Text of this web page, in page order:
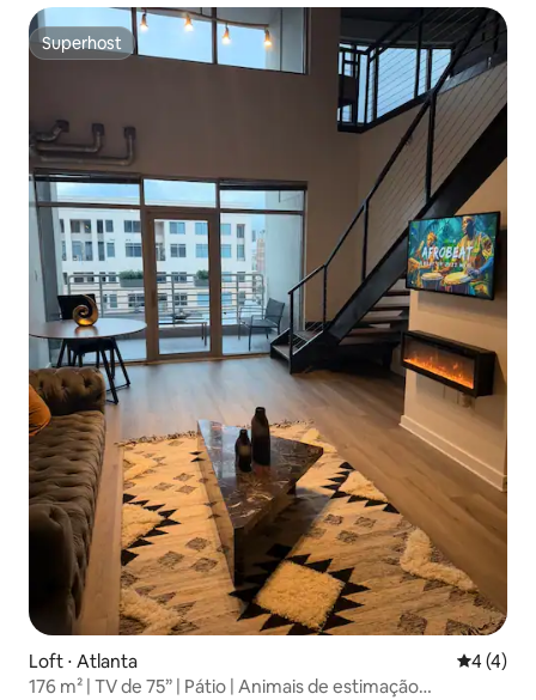
Superhost
Superhost
Loft ⋅ Atlanta 4 de
4 (4)
176 m² | TV de 75” | Pátio | Animais de estimação